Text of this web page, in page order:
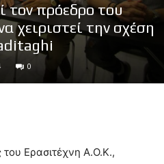
τον πρόεδρο του
χειριστεί την σχέση
0
Ερασιτέχνη Α.Ο.Κ.,